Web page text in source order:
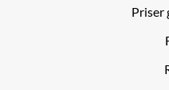
Priser